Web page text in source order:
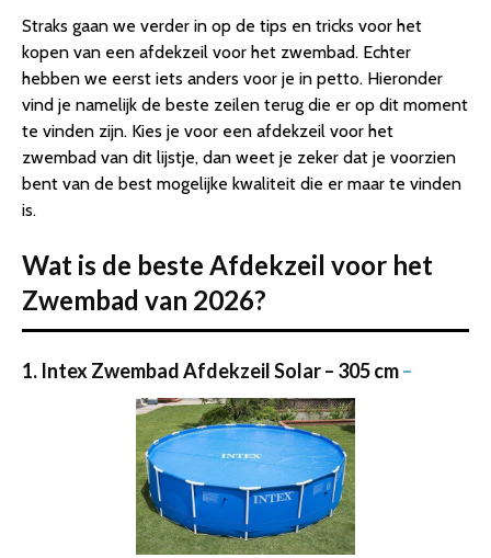
Straks gaan we verder in op de tips en tricks voor het
kopen van een afdekzeil voor het zwembad. Echter
hebben we eerst iets anders voor je in petto. Hieronder
vind je namelijk de beste zeilen terug die er op dit moment
te vinden zijn. Kies je voor een afdekzeil voor het
zwembad van dit lijstje, dan weet je zeker dat je voorzien
bent van de best mogelijke kwaliteit die er maar te vinden
is.
Wat is de beste Afdekzeil voor het
Zwembad van 2026?
1. Intex Zwembad Afdekzeil Solar – 305 cm–